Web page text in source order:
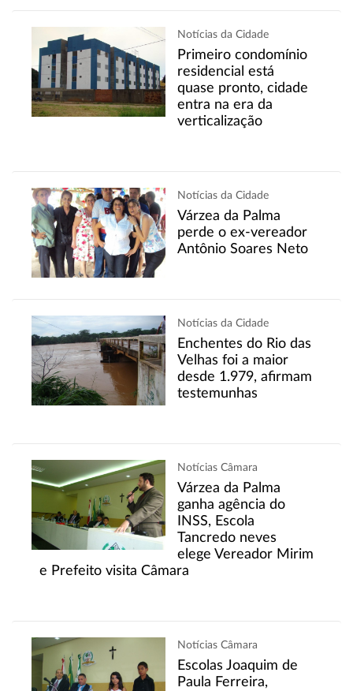
Notícias da Cidade
Primeiro condomínio
residencial está
quase pronto, cidade
entra na era da
verticalização
Notícias da Cidade
Várzea da Palma
perde o ex-vereador
Antônio Soares Neto
Notícias da Cidade
Enchentes do Rio das
Velhas foi a maior
desde 1.979, afirmam
testemunhas
Notícias Câmara
Várzea da Palma
ganha agência do
INSS, Escola
Tancredo neves
elege Vereador Mirim
e Prefeito visita Câmara
Notícias Câmara
Escolas Joaquim de
Paula Ferreira,